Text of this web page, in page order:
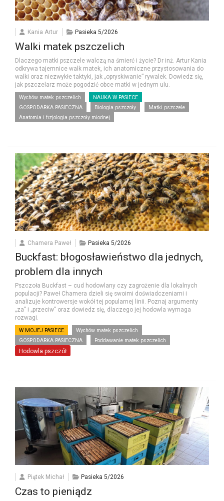
Kania Artur Pasieka 5/2026
Walki matek pszczelich
Dlaczego matki pszczele walczą na śmierć i życie? Dr inż. Artur Kania
odkrywa tajemnice walk matek, ich anatomiczne przystosowania do
walki oraz niezwykłe taktyki, jak „opryskiwanie” rywalek. Dowiedz się,
jak pszczelarz może pogodzić obce matki w jednym ulu.
Wychów matek pszczelich
NAUKA W PASIECE
GOSPODARKA PASIECZNA
Biologia pszczoły
Matki pszczele
Anatomia i fizjologia pszczoły miodnej
Chamera Paweł Pasieka 5/2026
Buckfast: błogosławieństwo dla jednych,
problem dla innych
Pszczoła Buckfast – cud hodowlany czy zagrożenie dla lokalnych
populacji? Paweł Chamera dzieli się swoimi doświadczeniami i
analizuje kontrowersje wokół tej popularnej linii. Poznaj argumenty
„za” i „przeciw” oraz dowiedz się, dlaczego jej hodowla wymaga
rozwagi.
W MOJEJ PASIECE
Wychów matek pszczelich
GOSPODARKA PASIECZNA
Poddawanie matek pszczelich
Hodowla pszczół
Piątek Michał Pasieka 5/2026
Czas to pieniądz